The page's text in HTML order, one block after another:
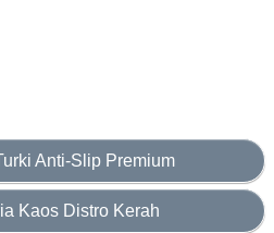
Anti-Slip Premium
Kaos Distro Kerah